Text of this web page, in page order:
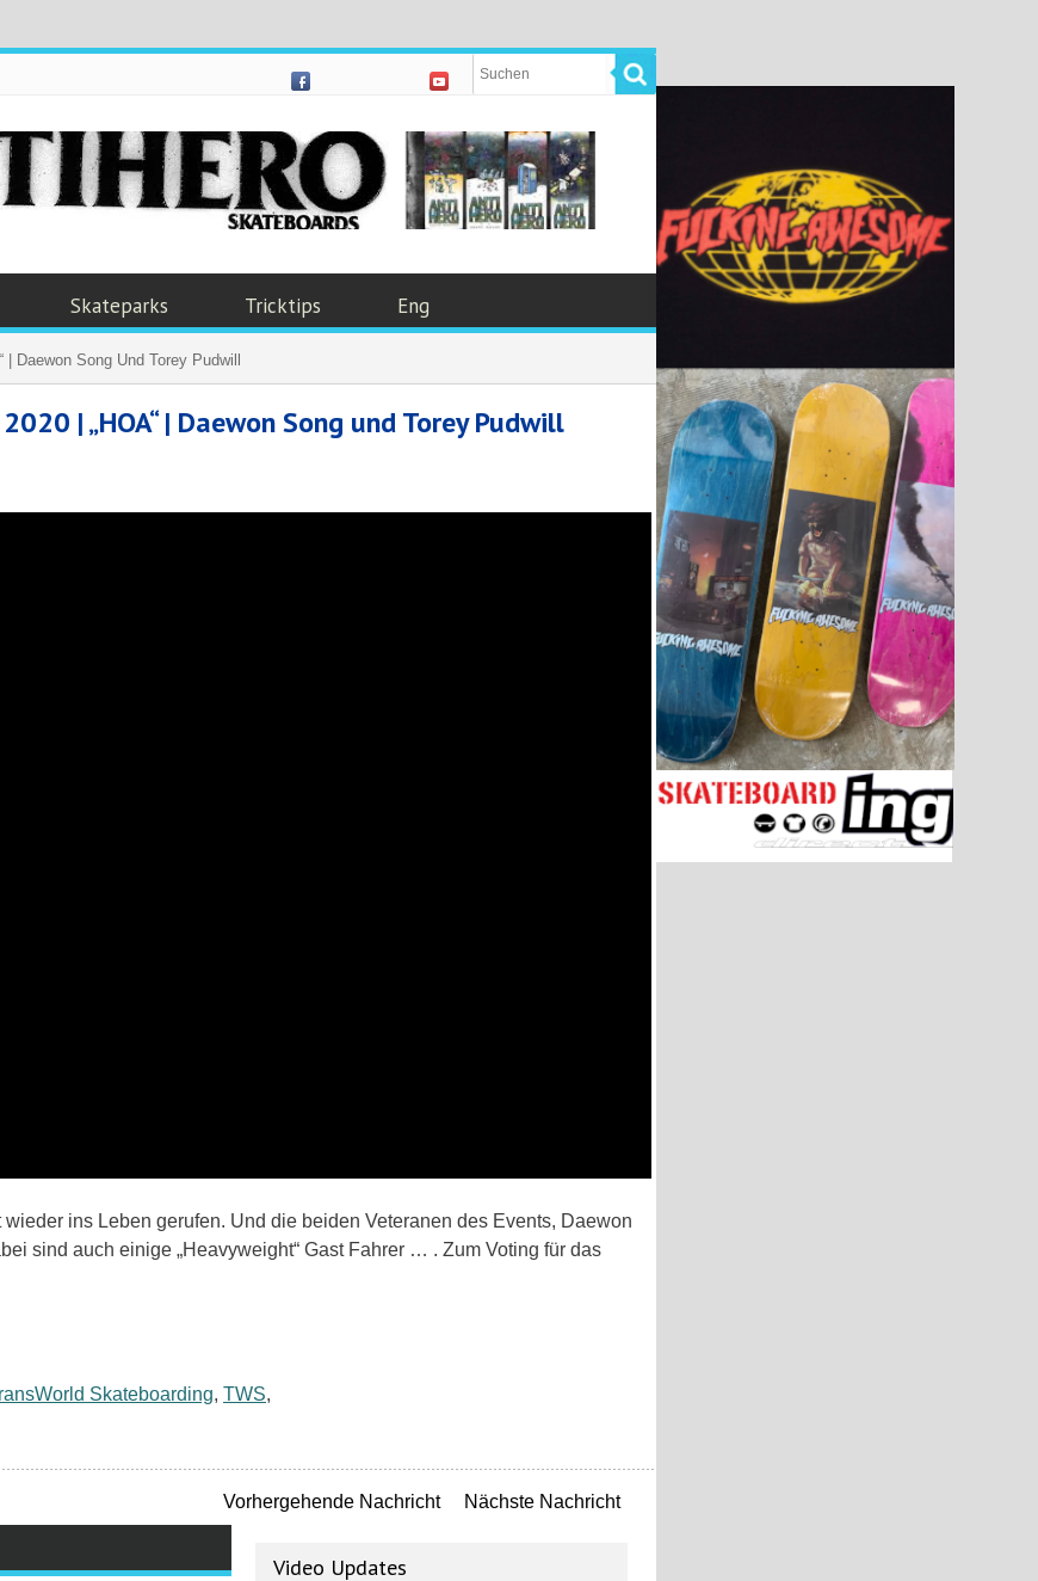
Skateparks Tricktips Eng
Daewon Song Und Torey Pudwill
| „HOA“ | Daewon Song und Torey Pudwill
ins Leben gerufen. Und die beiden Veteranen des Events, Daewon
sind auch einige „Heavyweight“ Gast Fahrer … . Zum Voting für das
Skateboarding, TWS,
Vorhergehende Nachricht Nächste Nachricht
Video Updates